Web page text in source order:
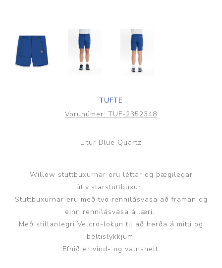
TUFTE
Vörunúmer: TUF-2352348
Litur Blue Quartz
Willow stuttbuxurnar eru léttar og þægilegar
útivistarstuttbuxur.
Stuttbuxurnar eru með tvo rennilásvasa að framan og
einn rennilásvasa á læri.
Með stillanlegri Velcro-lokun til að herða á mitti og
beltislykkjum.
Efnið er vind- og vatnshelt.